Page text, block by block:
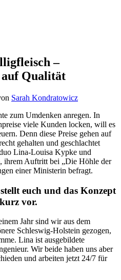
–
Qualität
Sarah Kondratowicz
zum Umdenken anregen. In
viele Kunden locken, will es
Denn diese Preise gehen auf
gehalten und geschlachtet
Lina-Louisa Kypke und
ihrem Auftritt bei „Die Höhle der
einer Ministerin befragt.
euch und das Konzept
vor.
Jahr sind wir aus dem
Schleswig-Holstein gezogen,
Lina ist ausgebildete
Wir beide haben uns aber
und arbeiten jetzt 24/7 für